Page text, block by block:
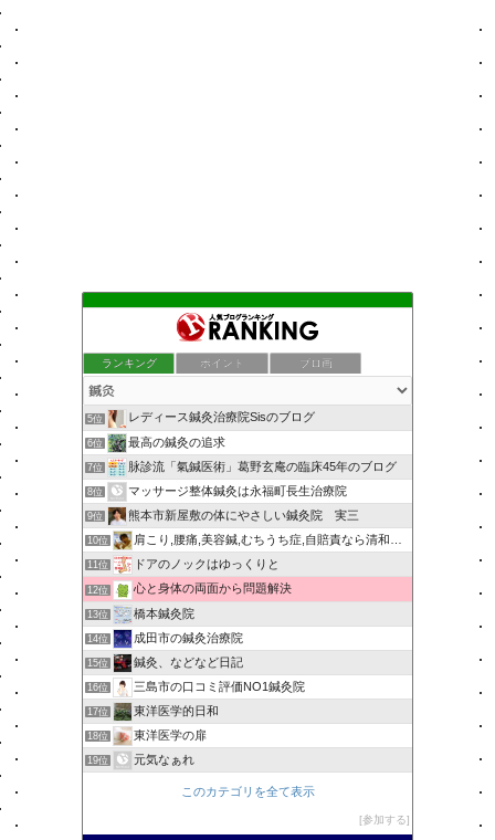
ランキング ポイント ブロ画
5位 レディース鍼灸治療院Sisのブログ
6位 最高の鍼灸の追求
7位 脉診流「氣鍼医術」葛野玄庵の臨床45年のブログ
8位 マッサージ整体鍼灸は永福町長生治療院
9位 熊本市新屋敷の体にやさしい鍼灸院 実三
10位 肩こり,腰痛,美容鍼,むちうち症,自賠責なら清和針灸接骨院
11位 ドアのノックはゆっくりと
12位 心と身体の両面から問題解決
13位 橋本鍼灸院
14位 成田市の鍼灸治療院
15位 鍼灸、などなど日記
16位 三島市の口コミ評価NO1鍼灸院
17位 東洋医学的日和
18位 東洋医学の扉
19位 元気なぁれ
このカテゴリを全て表示
参加する